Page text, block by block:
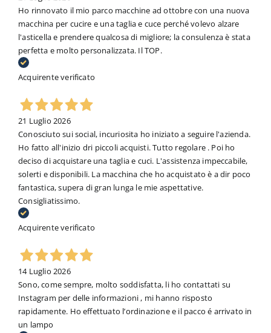
Ho rinnovato il mio parco macchine ad ottobre con una nuova
macchina per cucire e una taglia e cuce perché volevo alzare
l'asticella e prendere qualcosa di migliore; la consulenza è stata
perfetta e molto personalizzata. Il TOP.
Acquirente verificato
21 Luglio 2026
Conosciuto sui social, incuriosita ho iniziato a seguire l'azienda.
Ho fatto all'inizio dri piccoli acquisti. Tutto regolare . Poi ho
deciso di acquistare una taglia e cuci. L'assistenza impeccabile,
solerti e disponibili. La macchina che ho acquistato è a dir poco
fantastica, supera di gran lunga le mie aspettative.
Consigliatissimo.
Acquirente verificato
14 Luglio 2026
Sono, come sempre, molto soddisfatta, li ho contattati su
Instagram per delle informazioni , mi hanno risposto
rapidamente. Ho effettuato l’ordinazione e il pacco é arrivato in
un lampo